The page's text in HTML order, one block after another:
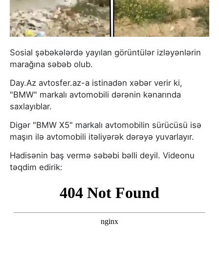
Sosial şəbəkələrdə yayılan görüntülər izləyənlərin
marağına səbəb olub.
Day.Az avtosfer.az-a istinadən xəbər verir ki,
"BMW" markalı avtomobili dərənin kənarında
saxlayıblar.
Digər "BMW X5" markalı avtomobilin sürücüsü isə
maşın ilə avtomobili itəliyərək dərəyə yuvarlayır.
Hadisənin baş vermə səbəbi bəlli deyil. Videonu
təqdim edirik: